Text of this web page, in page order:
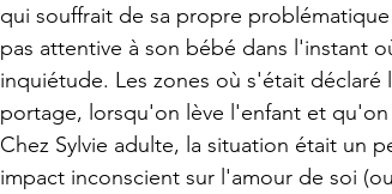
qui souffrait de sa propre
pas attentive à son bébé dans l'instant
inquiétude. Les zones où s'était déclaré
portage, lorsqu'on lève l'enfant et
Chez Sylvie adulte, la situation était un
impact inconscient sur l'amour de soi